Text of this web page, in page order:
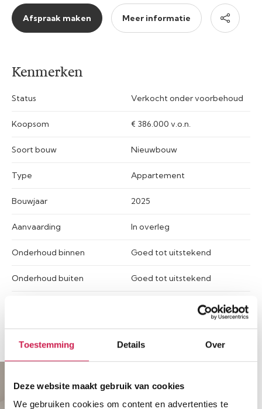
Toestemming Details Over
Deze website maakt gebruik van cookies
We gebruiken cookies om content en advertenties te
Afspraak maken Meer informatie
Kenmerken
Status Verkocht onder voorbehoud
Koopsom € 386.000 v.o.n.
Soort bouw Nieuwbouw
Type Appartement
Bouwjaar 2025
Aanvaarding In overleg
Onderhoud binnen Goed tot uitstekend
Onderhoud buiten Goed tot uitstekend